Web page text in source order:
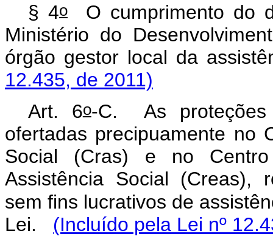
§ 4oO cumprimento do
Ministério do
órgão gestor local da
12.435, de 2011)
Art. 6o-C.As
ofertadas precipuamente no
Social (Cras) e no
Assistência Social (Creas),
sem fins lucrativos de
Lei. (Incluído pela Lei nº